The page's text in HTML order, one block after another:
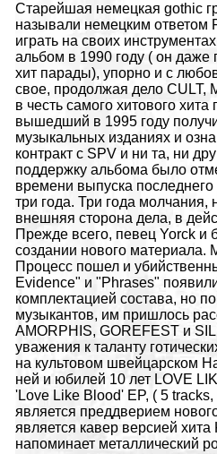
Старейшая немецкая gothic
называли немецким ответом
играть на своих
альбом в 1990 году ( он даже
хит парады), упорно и с
свое, продолжая дело CULT,
в честь самого хитового
вышедший в 1995 году
музыкальных изданиях и
контракт с SPV и ни та, ни
поддержку альбома было
времени выпуска
три года. Три года
внешняя сторона дела, в
Прежде всего, певец Yorck и
создании нового материала.
Процесс пошел и
Evidence" и "Phrases"
комплектацией состава, но
музыкантов, им пришлось
AMORPHIS, GOREFEST и
уважения к таланту
на культовом швейцарском
ней и юбилей 10 лет LOVE
'Love Like Blood' EP, ( 5
является преддверием
является кавер версией
напоминает металлический